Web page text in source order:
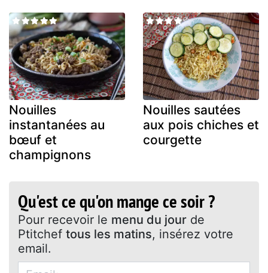
Nouilles
instantanées au
bœuf et
champignons
Nouilles sautées
aux pois chiches et
courgette
Qu'est ce qu'on mange ce soir ?
Pour recevoir le menu du jour de
Ptitchef tous les matins, insérez votre
email.